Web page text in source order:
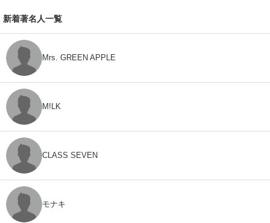
新着著名人一覧
Mrs. GREEN APPLE
M!LK
CLASS SEVEN
モナキ